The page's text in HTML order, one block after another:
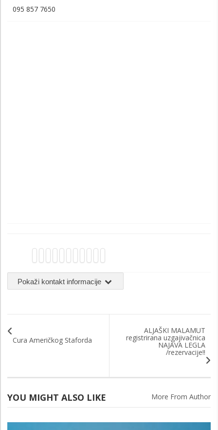
095 857 7650
Pokaži kontakt informacije
Cura Američkog Staforda
ALJAŠKI MALAMUT
registrirana uzgajivačnica
NAJAVA LEGLA
/rezervacije!!
YOU MIGHT ALSO LIKE More From Author